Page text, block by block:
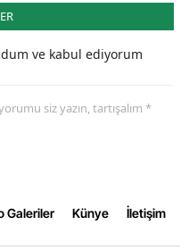
ve kabul ediyorum
siz yazın, tartışalım *
Galeriler Künye İletişim